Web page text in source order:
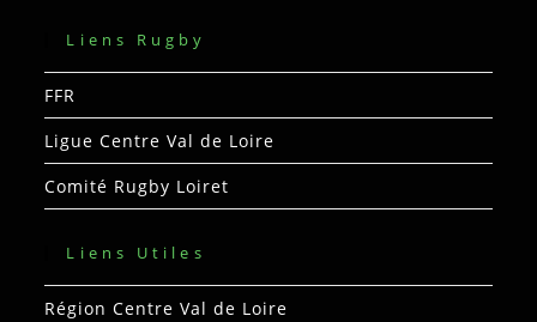
Liens Rugby
FFR
Ligue Centre Val de Loire
Comité Rugby Loiret
Liens Utiles
Région Centre Val de Loire